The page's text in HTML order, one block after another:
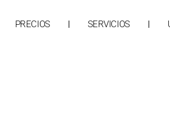
PRECIOS SERVICIOS